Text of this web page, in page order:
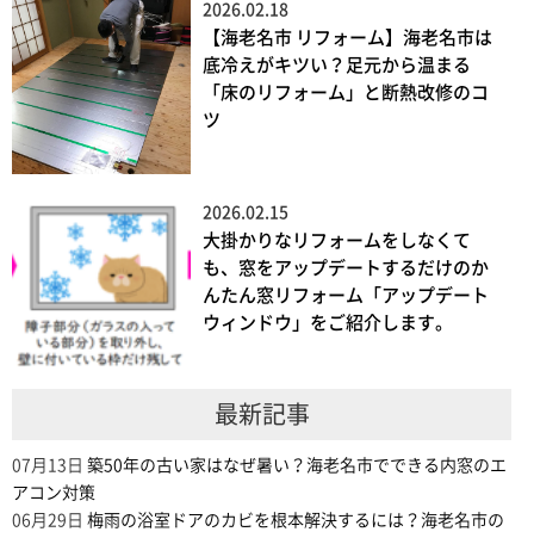
2026.02.18
【海老名市 リフォーム】海老名市は
底冷えがキツい？足元から温まる
「床のリフォーム」と断熱改修のコ
ツ
2026.02.15
大掛かりなリフォームをしなくて
も、窓をアップデートするだけのか
んたん窓リフォーム「アップデート
ウィンドウ」をご紹介します。
最新記事
07月13日 築50年の古い家はなぜ暑い？海老名市でできる内窓のエ
アコン対策
06月29日 梅雨の浴室ドアのカビを根本解決するには？海老名市の